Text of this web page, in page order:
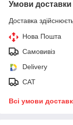
Умови доставки
Доставка
Нова Пошта
Самовивіз
Delivery
САТ
Всі умови